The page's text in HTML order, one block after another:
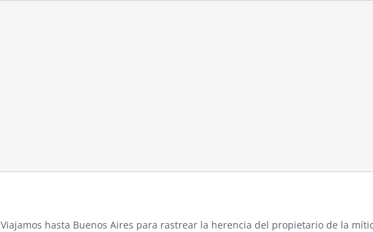
Viajamos hasta Buenos Aires para rastrear la herencia del propietario de la